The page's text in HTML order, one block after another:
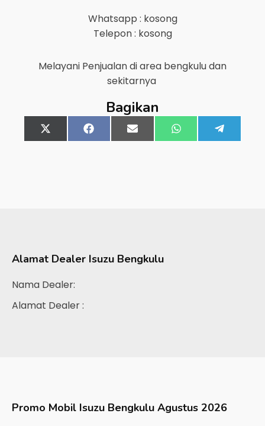
Whatsapp : kosong
Telepon : kosong
Melayani Penjualan di area bengkuludan
sekitarnya
Bagikan
Share
on
X
(Twitter)
Share
on
FacebookShare
on
Email Share
on
WhatsApp
on
Alamat Dealer Isuzu Bengkulu
Nama Dealer:
Alamat Dealer :
Promo Mobil Isuzu Bengkulu Agustus 2026